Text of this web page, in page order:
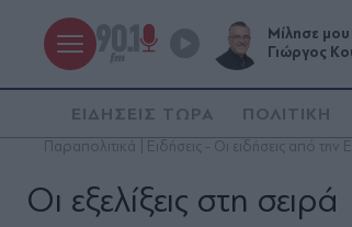
Μίλησε μου
Γιώργος
ΕΙΔΗΣΕΙΣ ΤΩΡΑ ΠΟΛΙΤΙΚΗ
Παραπολιτικά | Ειδήσεις - Οι ειδήσεις από
Οι εξελίξεις στη σειρά